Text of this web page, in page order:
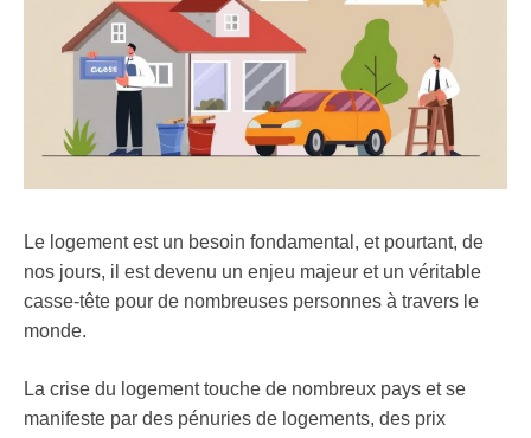
Le logement est un besoin fondamental, et pourtant, de
nos jours, il est devenu un enjeu majeur et un véritable
casse-tête pour de nombreuses personnes à travers le
monde.
La crise du logement touche de nombreux pays et se
manifeste par des pénuries de logements, des prix